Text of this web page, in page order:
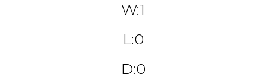
W:1
L:0
D:0